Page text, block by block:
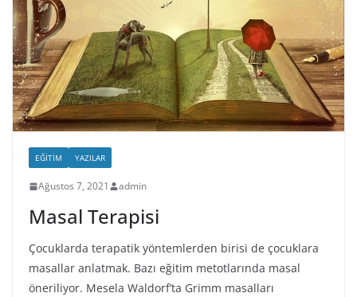
EĞITIM YAZILAR
Ağustos 7, 2021 admin
Masal Terapisi
Çocuklarda terapatik yöntemlerden birisi de çocuklara
masallar anlatmak. Bazı eğitim metotlarında masal
öneriliyor. Mesela Waldorf’ta Grimm masalları